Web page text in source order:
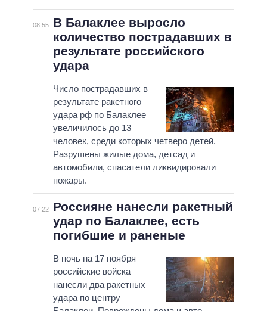
08:55
В Балаклее выросло
количество пострадавших в
результате российского
удара
Число пострадавших в
результате ракетного
удара рф по Балаклее
увеличилось до 13
человек, среди которых четверо детей.
Разрушены жилые дома, детсад и
автомобили, спасатели ликвидировали
пожары.
07:22
Россияне нанесли ракетный
удар по Балаклее, есть
погибшие и раненые
В ночь на 17 ноября
российские войска
нанесли два ракетных
удара по центру